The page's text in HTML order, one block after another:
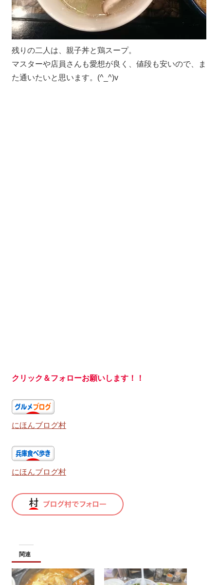
残りの二人は、親子丼と鶏スープ。
マスターや店員さんも愛想が良く、値段も安いので、ま
た通いたいと思います。(^_^)v
クリック＆フォローお願いします！！
にほんブログ村
にほんブログ村
関連